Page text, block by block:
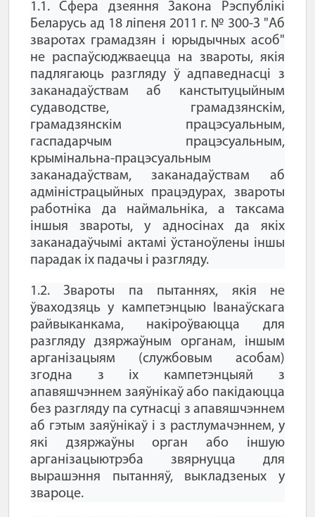
1.1. Сфера дзеяння Закона Рэспублікі
Беларусь ад 18 ліпеня 2011 г. № 300-З "Аб
зваротах грамадзян і юрыдычных асоб"
не распаўсюджваецца на звароты, якія
падлягаюць разгляду ў адпаведнасці з
заканадаўствам аб канстытуцыйным
судаводстве, грамадзянскім,
грамадзянскім працэсуальным,
гаспадарчым працэсуальным,
крымінальна-працэсуальным
заканадаўствам, заканадаўствам аб
адміністрацыйных працэдурах, звароты
работніка да наймальніка, а таксама
іншыя звароты, у адносінах да якіх
заканадаўчымі актамі ўстаноўлены іншы
парадак іх падачы і разгляду.
1.2. Звароты па пытаннях, якія не
ўваходзяць у кампетэнцыю Іванаўскага
райвыканкама, накіроўваюцца для
разгляду дзяржаўным органам, іншым
арганізацыям (службовым асобам)
згодна з іх кампетэнцыяй з
апавяшчэннем заяўнікаў або пакідаюцца
без разгляду па сутнасці з апавяшчэннем
аб гэтым заяўнікаў і з растлумачэннем, у
які дзяржаўны орган або іншую
арганізацыютрэба звярнуцца для
вырашэння пытанняў, выкладзеных у
звароце.